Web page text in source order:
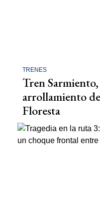
TRENES
Tren
arrollamiento
Floresta